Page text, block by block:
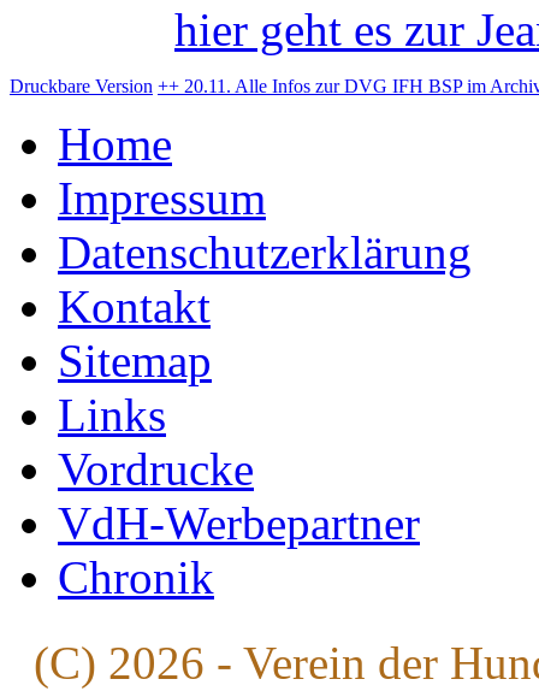
hier geht es zur
Druckbare Version ++ 20.11. Alle Infos zur DVG IFH BSP im
Home
Impressum
Datenschutzerklärung
Kontakt
Sitemap
Links
Vordrucke
VdH-Werbepartner
Chronik
(C) 2026 - Verein der